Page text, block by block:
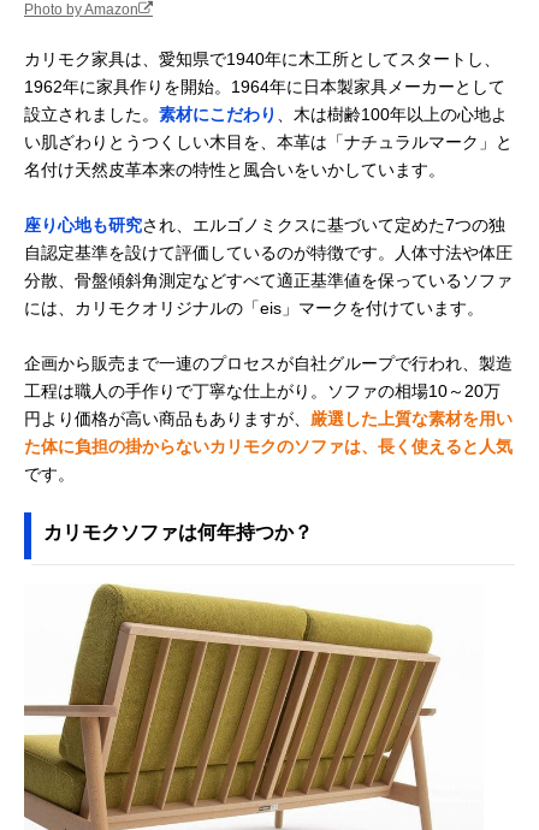
Photo by Amazon
カリモク家具は、愛知県で1940年に木工所としてスタートし、
1962年に家具作りを開始。1964年に日本製家具メーカーとして
設立されました。 素材にこだわり
、木は樹齢100年以上の心地よ
い肌ざわりとうつくしい木目を、本革は「ナチュラルマーク」と
名付け天然皮革本来の特性と風合いをいかしています。
座り心地も研究され、エルゴノミクスに基づいて定めた7つの独
自認定基準を設けて評価しているのが特徴です。人体寸法や体圧
分散、骨盤傾斜角測定などすべて適正基準値を保っているソファ
には、カリモクオリジナルの「eis」マークを付けています。
企画から販売まで一連のプロセスが自社グループで行われ、製造
工程は職人の手作りで丁寧な仕上がり。ソファの相場10～20万
円より価格が高い商品もありますが、 厳選した上質な素材を用い
た体に負担の掛からないカリモクのソファは、長く使えると人気
です。
カリモクソファは何年持つか？